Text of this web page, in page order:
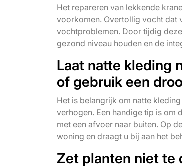
Het repareren van lekkende
voorkomen. Overtollig vocht dat
vochtproblemen. Door tijdig
gezond niveau houden en de
Laat natte kleding
of gebruik een
Het is belangrijk om natte
verhogen. Een handige tip is om
met een afvoer naar buiten. Op
woning en draagt u bij aan het
Zet planten niet te